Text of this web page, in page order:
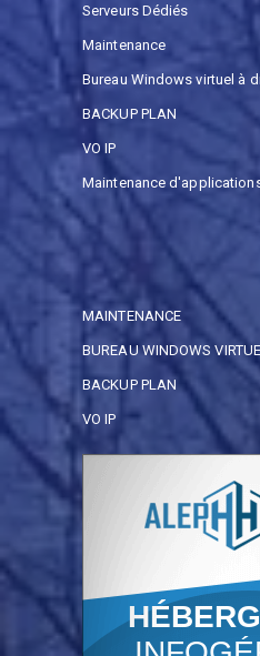
Serveurs Dédiés
Maintenance
Bureau Windows virtuel à
BACKUP PLAN
VO IP
Maintenance
MAINTENANCE
BUREAU WINDOWS
BACKUP PLAN
VO IP